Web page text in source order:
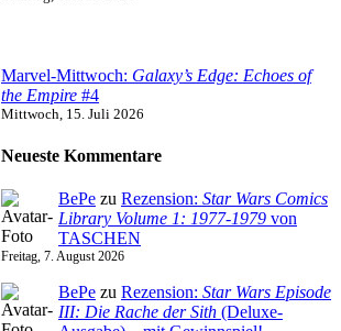
Marvel-Mittwoch: Galaxy’s Edge: Echoes of
the Empire #4
Mittwoch, 15. Juli 2026
Neueste Kommentare
BePe zu Rezension: Star Wars Comics
Library Volume 1: 1977-1979 von
TASCHEN
Freitag, 7. August 2026
BePe zu Rezension: Star Wars Episode
III: Die Rache der Sith (Deluxe-